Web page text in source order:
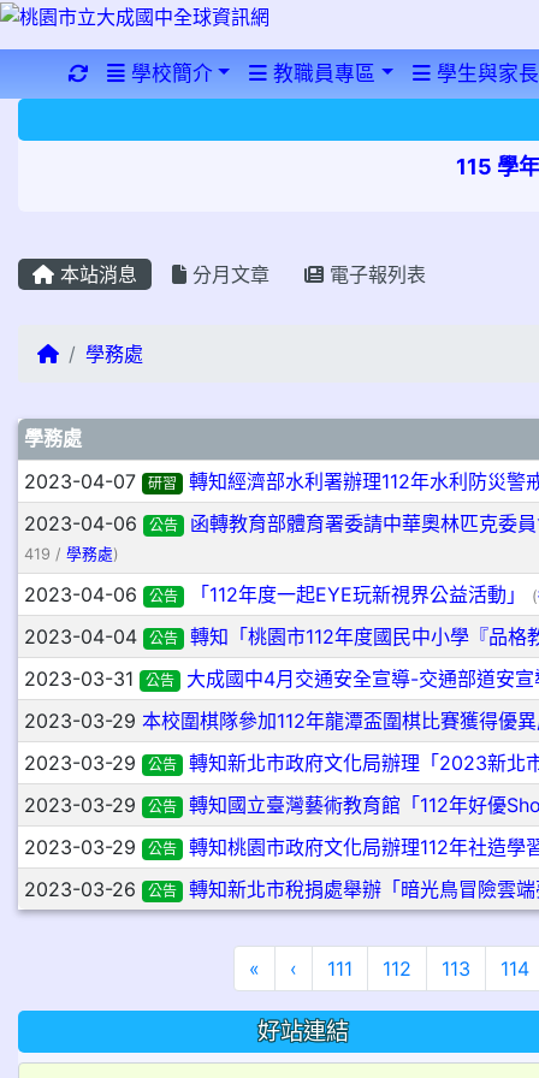
重新取得佈景設定
學校簡介 教職員專區 學生與家
115 學
本站消息 分月文章 電子報列表
回首頁學務處
文章列表
學務處
2023-04-07 研習
轉知經濟部水利署辦理112年水利防災警
2023-04-06
公告 函轉教育部體育署委請中華奧林匹克委
419 / 學務處)
2023-04-06 公告 「112年度一起EYE玩新視界公益活動」 (
2023-04-04 公告
轉知「桃園市112年度國民中小學『品
2023-03-31
公告
大成國中4月交通安全宣導-交通部道安宣
2023-03-29 本校圍棋隊參加112年龍潭盃圍棋比賽獲得優
2023-03-29
公告
轉知新北市政府文化局辦理「2023新北
2023-03-29
公告
轉知國立臺灣藝術教育館「112年好優
2023-03-29
公告
轉知桃園市政府文化局辦理112年社造學
2023-03-26
公告 轉知新北市稅捐處舉辦「暗光鳥冒險雲
« 第一頁
‹ 上一頁
111 112 113 114
好站連結